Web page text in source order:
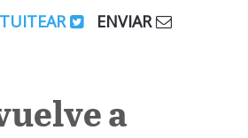
TUITEAR
ENVIAR
a